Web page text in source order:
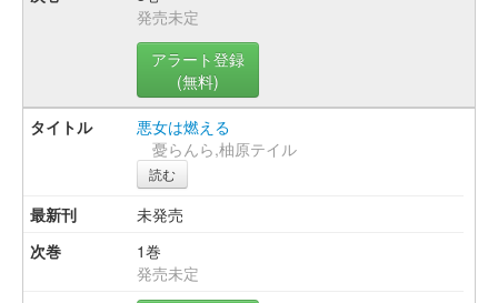
発売未定
アラート登録
(無料)
悪女は燃える
憂らんら,柚原テイル
読む
未発売
1巻
発売未定